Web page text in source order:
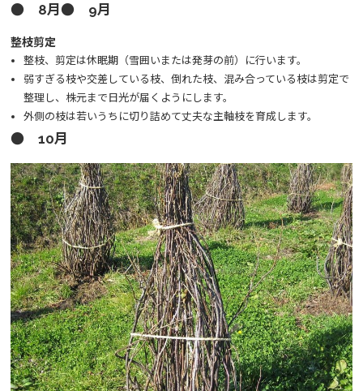
● 8月● 9月
整枝剪定
整枝、剪定は休眠期（雪囲いまたは発芽の前）に行います。
弱すぎる枝や交差している枝、倒れた枝、混み合っている枝は剪定で
整理し、株元まで日光が届くようにします。
外側の枝は若いうちに切り詰めて丈夫な主軸枝を育成します。
● 10月